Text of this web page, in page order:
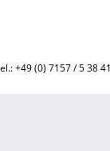
+49 (0) 7157 / 5 38